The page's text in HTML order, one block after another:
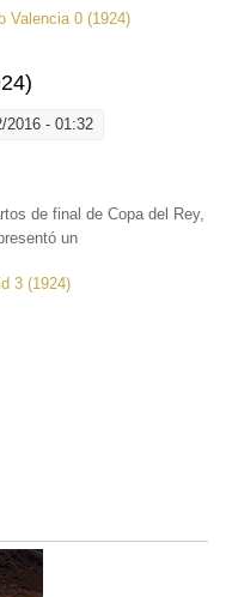
Valencia 0 (1924)
2016 - 01:32
de final de Copa del Rey,
un
3 (1924)